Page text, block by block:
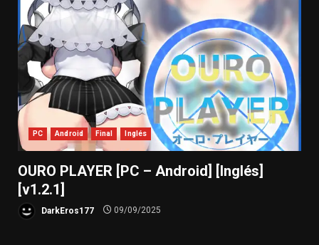
PC Android Final Inglés
OURO PLAYER [PC – Android] [Inglés]
[v1.2.1]
DarkEros177 09/09/2025